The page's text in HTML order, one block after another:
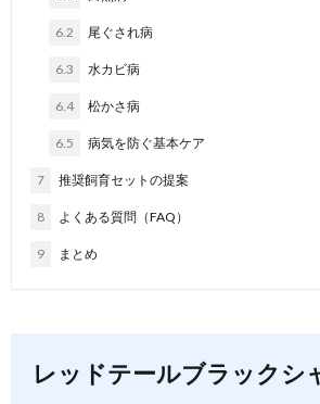
6.2 尾ぐされ病
6.3 水カビ病
6.4 松かさ病
6.5 病気を防ぐ基本ケア
7 推奨飼育セットの提案
8 よくある質問（FAQ）
9 まとめ
レッドテールブラックシ